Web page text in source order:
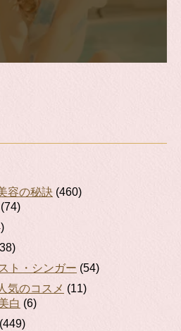
容の秘訣 (460)
(74)
ト・シンガー (54)
気のコスメ (11)
白 (6)
(449)